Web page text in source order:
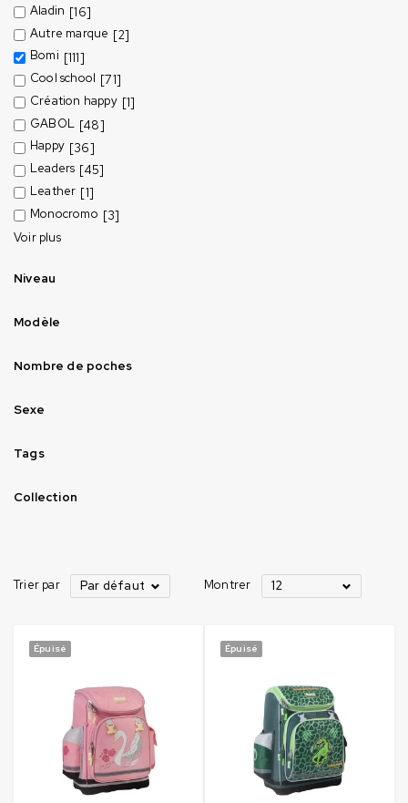
Aladin [16]
Autre marque [2]
Bomi [111]
Cool school [71]
Création happy [1]
GABOL [48]
Happy [36]
Leaders [45]
Leather [1]
Monocromo [3]
Voir plus
Niveau
Modèle
Nombre de poches
Sexe
Tags
Collection
Trier par Par défaut Montrer 12
Épuisé Épuisé